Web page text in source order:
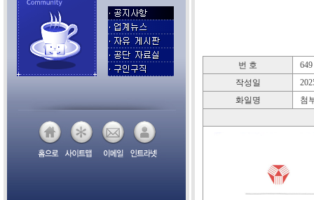
번 호
649
작성일
화일명
첨